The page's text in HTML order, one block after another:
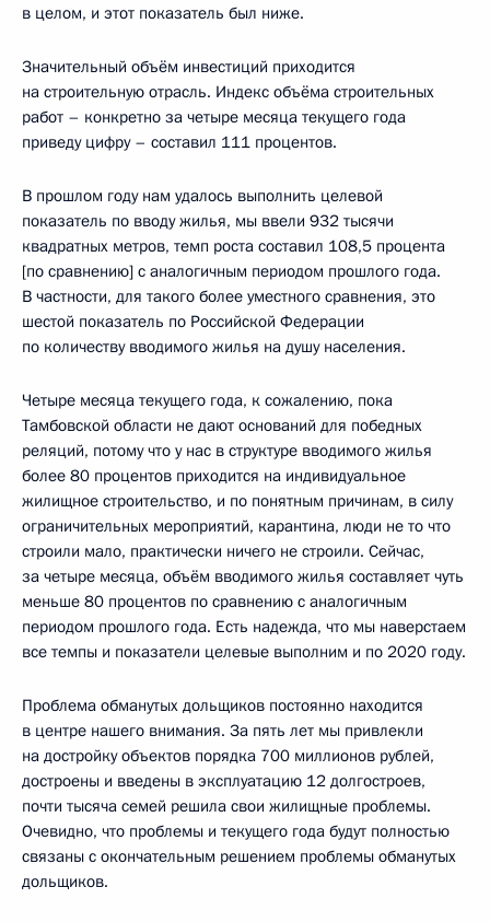
в целом, и этот показатель был ниже.
Значительный объём инвестиций приходится
на строительную отрасль. Индекс объёма строительных
работ – конкретно за четыре месяца текущего года
приведу цифру – составил 111 процентов.
В прошлом году нам удалось выполнить целевой
показатель по вводу жилья, мы ввели 932 тысячи
квадратных метров, темп роста составил 108,5 процента
[по сравнению] с аналогичным периодом прошлого года.
В частности, для такого более уместного сравнения, это
шестой показатель по Российской Федерации
по количеству вводимого жилья на душу населения.
Четыре месяца текущего года, к сожалению, пока
Тамбовской области не дают оснований для победных
реляций, потому что у нас в структуре вводимого жилья
более 80 процентов приходится на индивидуальное
жилищное строительство, и по понятным причинам, в силу
ограничительных мероприятий, карантина, люди не то что
строили мало, практически ничего не строили. Сейчас,
за четыре месяца, объём вводимого жилья составляет чуть
меньше 80 процентов по сравнению с аналогичным
периодом прошлого года. Есть надежда, что мы наверстаем
все темпы и показатели целевые выполним и по 2020 году.
Проблема обманутых дольщиков постоянно находится
в центре нашего внимания. За пять лет мы привлекли
на достройку объектов порядка 700 миллионов рублей,
достроены и введены в эксплуатацию 12 долгостроев,
почти тысяча семей решила свои жилищные проблемы.
Очевидно, что проблемы и текущего года будут полностью
связаны с окончательным решением проблемы обманутых
дольщиков.